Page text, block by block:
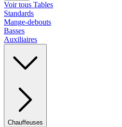
Voir tous Tables
Standards
Mange-debouts
Basses
Auxiliaires
Chauffeuses